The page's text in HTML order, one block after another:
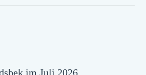
im Juli 2026